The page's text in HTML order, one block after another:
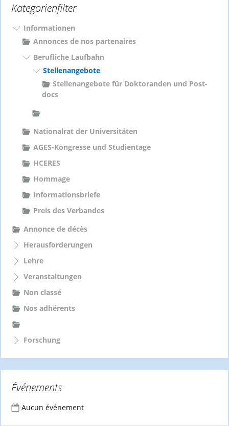
n
a
Kategorienfilter
Informationen
Annonces de nos partenaires
Berufliche Laufbahn
Stellenangebote
Stellenangebote für Doktoranden und Post-
docs
Nationalrat der Universitäten
AGES-Kongresse und Studientage
HCERES
Hommage
Informationsbriefe
Preis des Verbandes
Annonce de décès
Herausforderungen
Lehre
Veranstaltungen
Non classé
Nos adhérents
Forschung
Événements
Aucun événement